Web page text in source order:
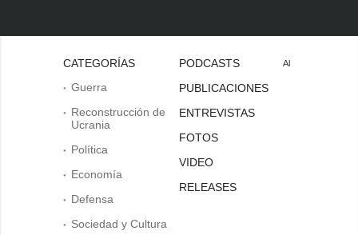
CATEGORÍAS
Guerra
Reconstrucción de
Ucrania
Política
Economía
Defensa
Sociedad y Cultura
PODCASTS
PUBLICACIONES
ENTREVISTAS
FOTOS
VIDEO
RELEASES
Al